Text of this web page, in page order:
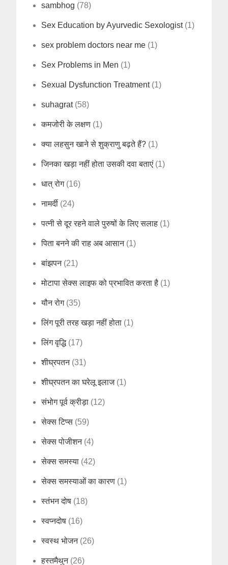
sambhog (78)
Sex Education by Ayurvedic Sexologist(1)
sex problem doctors near me (1)
Sex Problems in Men (1)
Sexual Dysfunction Treatment(1)
suhagrat(58)
कमजोरी के लक्षण (1)
क्या लहसुन खाने से शुक्राणु बढ़ते हैं? (1)
जिनका खड़ा नहीं होता उसकी दवा बताएं (1)
धात् रोग(16)
नामर्दी (24)
पत्नी से दूर रहने वाले पुरुषों के लिए सलाह (1)
पिता बनने की राह अब आसान(1)
बांझपन(21)
मोटापा सेक्स लाइफ को प्रभावित करता है (1)
यौन रोग(35)
लिंग पूरी तरह खड़ा नहीं होता (1)
लिंग वृद्धि(17)
शीघ्रपतन(31)
शीघ्रपतन का घरेलू इलाज(1)
संभोग पूर्व क्रीड़ा (12)
सेक्स टिप्स (59)
सेक्स पोजीशन(4)
सेक्स समस्या (42)
सेक्स समस्याओं का कारण (1)
स्तंभन दोष (18)
स्वप्नदोष (16)
स्वस्थ भोजन(26)
हस्तमैथुन(26)